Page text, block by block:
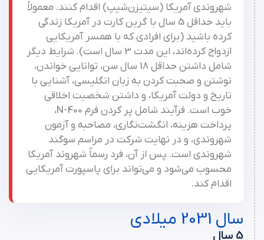
شهروندی آمریکا (سیتیزن‌شیپ) اقدام کنند. معمولاً
باید حداقل 5 سال با گرین کارت در آمریکا زندگی
کرده باشید (برای افرادی که با همسر آمریکایی
ازدواج کرده‌اند، این مدت 3 سال است). شرایط دیگر
شامل داشتن حداقل 18 سال سن، توانایی خواندن،
نوشتن و صحبت کردن به زبان انگلیسی، آشنایی با
تاریخ و دولت آمریکا، و داشتن شخصیت اخلاقی
خوب است. فرآیند شامل پر کردن فرم N-400،
پرداخت هزینه، انگشت‌نگاری، مصاحبه و آزمون
شهروندی، و در نهایت شرکت در مراسم سوگند
شهروندی است. پس از آن، فرد رسماً شهروند آمریکا
محسوب می‌شود و می‌تواند برای پاسپورت آمریکایی
اقدام کند.
سال 2031 میلادی
5 سال